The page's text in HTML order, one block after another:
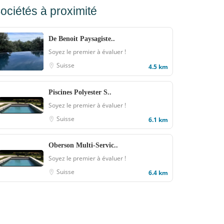
à proximité
De Benoit Paysagiste..
Soyez le premier à évaluer !
Suisse
4.5 km
Piscines Polyester S..
Soyez le premier à évaluer !
Suisse
6.1 km
Oberson Multi-Servic..
Soyez le premier à évaluer !
Suisse
6.4 km